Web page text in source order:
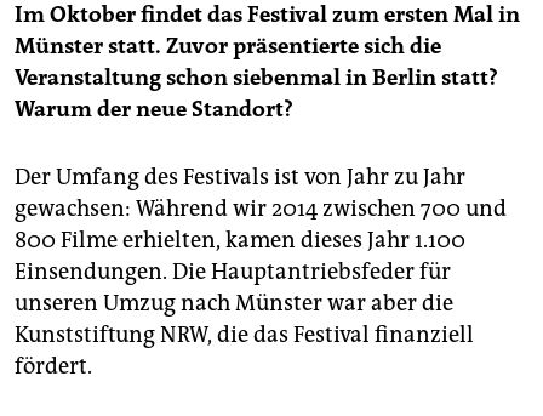
Im Oktober findet das Festival zum ersten Mal in
Münster statt. Zuvor präsentierte sich die
Veranstaltung schon siebenmal in Berlin statt?
Warum der neue Standort?
Der Umfang des Festivals ist von Jahr zu Jahr
gewachsen: Während wir 2014 zwischen 700 und
800 Filme erhielten, kamen dieses Jahr 1.100
Einsendungen. Die Hauptantriebsfeder für
unseren Umzug nach Münster war aber die
Kunststiftung NRW, die das Festival finanziell
fördert.